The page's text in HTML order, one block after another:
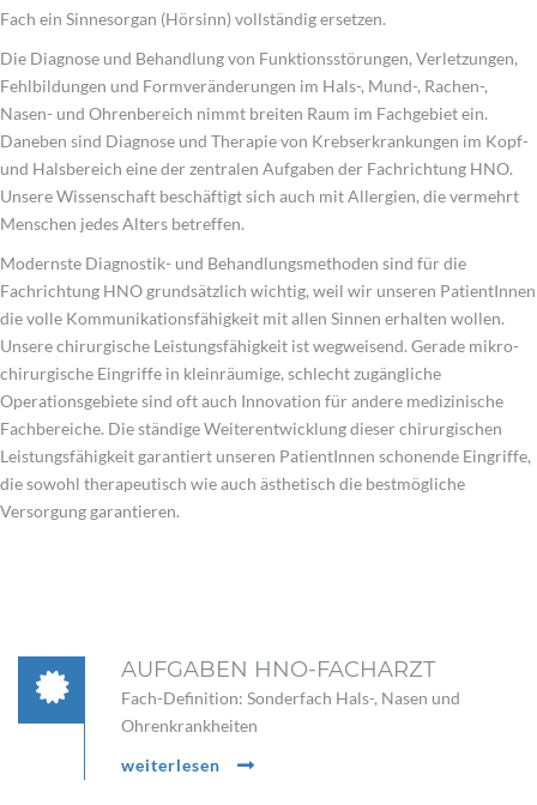
Fach ein Sinnesorgan (Hörsinn) vollständig ersetzen.
Die Diagnose und Behandlung von Funktionsstörungen, Verletzungen,
Fehlbildungen und Formveränderungen im Hals-, Mund-, Rachen-,
Nasen- und Ohrenbereich nimmt breiten Raum im Fachgebiet ein.
Daneben sind Diagnose und Therapie von Krebserkrankungen im Kopf-
und Halsbereich eine der zentralen Aufgaben der Fachrichtung HNO.
Unsere Wissenschaft beschäftigt sich auch mit Allergien, die vermehrt
Menschen jedes Alters betreffen.
Modernste Diagnostik- und Behandlungsmethoden sind für die
Fachrichtung HNO grundsätzlich wichtig, weil wir unseren PatientInnen
die volle Kommunikationsfähigkeit mit allen Sinnen erhalten wollen.
Unsere chirurgische Leistungsfähigkeit ist wegweisend. Gerade mikro-
chirurgische Eingriffe in kleinräumige, schlecht zugängliche
Operationsgebiete sind oft auch Innovation für andere medizinische
Fachbereiche. Die ständige Weiterentwicklung dieser chirurgischen
Leistungsfähigkeit garantiert unseren PatientInnen schonende Eingriffe,
die sowohl therapeutisch wie auch ästhetisch die bestmögliche
Versorgung garantieren.
AUFGABEN HNO-FACHARZT
Fach-Definition: Sonderfach Hals-, Nasen und
Ohrenkrankheiten
weiterlesen